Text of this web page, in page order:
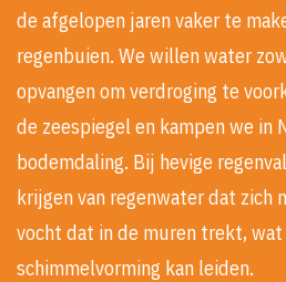
de afgelopen jaren vaker te
regenbuien. We willen water
opvangen om verdroging te
de zeespiegel en kampen we in
bodemdaling. Bij hevige
krijgen van regenwater dat zich
vocht dat in de muren trekt,
schimmelvorming kan leiden.